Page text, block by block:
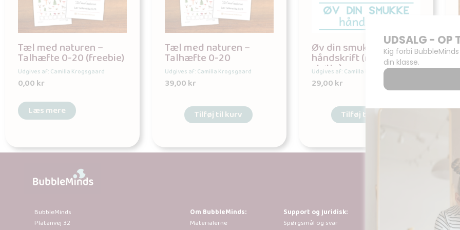
Tæl med naturen –
Talhæfte 0-20 (freebie)
Udgives af: Camilla Krogsgaard
0,00kr
Læs mere
Tæl med naturen –
Talhæfte 0-20
Udgives af: Camilla Krogsgaard
39,00kr
Tilføj til kurv
Øv din smukke
håndskrift (med stor
støtte)
Udgives af: Camilla Krogsgaard
29,00kr
Tilføj til kurv
BubbleMinds
Platanvej 32
Om BubbleMinds:
Materialerne
Support og juridisk:
Spørgsmål og svar
Al kopiering,
tilladt i henhold